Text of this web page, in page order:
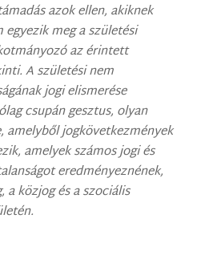
azok ellen, akiknek
egyezik meg a születési
az érintett
A születési nem
jogi elismerése
csupán gesztus, olyan
amelyből jogkövetkezmények
amelyek számos jogi és
eredményeznének,
a közjog és a szociális